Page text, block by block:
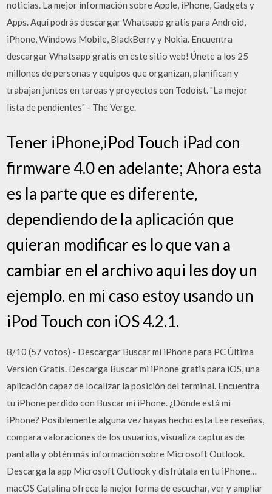
noticias. La mejor información sobre Apple, iPhone, Gadgets y
Apps. Aquí podrás descargar Whatsapp gratis para Android,
iPhone, Windows Mobile, BlackBerry y Nokia. Encuentra
descargar Whatsapp gratis en este sitio web! Únete a los 25
millones de personas y equipos que organizan, planifican y
trabajan juntos en tareas y proyectos con Todoist. "La mejor
lista de pendientes" - The Verge.
Tener iPhone,iPod Touch iPad con
firmware 4.0 en adelante; Ahora esta
es la parte que es diferente,
dependiendo de la aplicación que
quieran modificar es lo que van a
cambiar en el archivo aqui les doy un
ejemplo. en mi caso estoy usando un
iPod Touch con iOS 4.2.1.
8/10 (57 votos) - Descargar Buscar mi iPhone para PC Última
Versión Gratis. Descarga Buscar mi iPhone gratis para iOS, una
aplicación capaz de localizar la posición del terminal. Encuentra
tu iPhone perdido con Buscar mi iPhone. ¿Dónde está mi
iPhone? Posiblemente alguna vez hayas hecho esta ‎Lee reseñas,
compara valoraciones de los usuarios, visualiza capturas de
pantalla y obtén más información sobre Microsoft Outlook.
Descarga la app Microsoft Outlook y disfrútala en tu iPhone…
macOS Catalina ofrece la mejor forma de escuchar, ver y ampliar